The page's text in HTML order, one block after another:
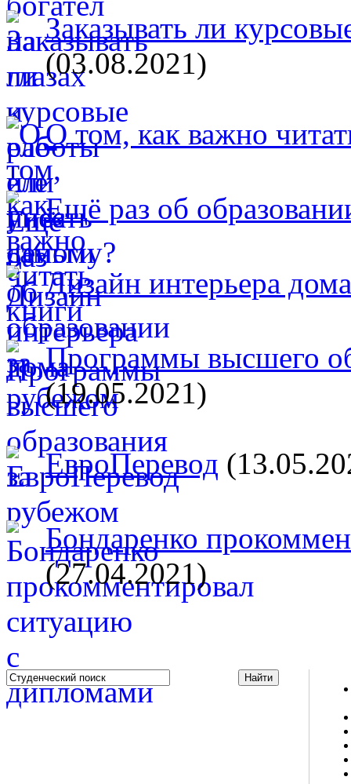
Заказывать ли
(03.08.2021)
О том, как важно
Ещё раз об
Дизайн интерьера дома
Программы высшего
(19.05.2021)
ЕвроПеревод
Бондаренко
(27.04.2021)
Studportal.net.ua - неофициальный студенческий сайт